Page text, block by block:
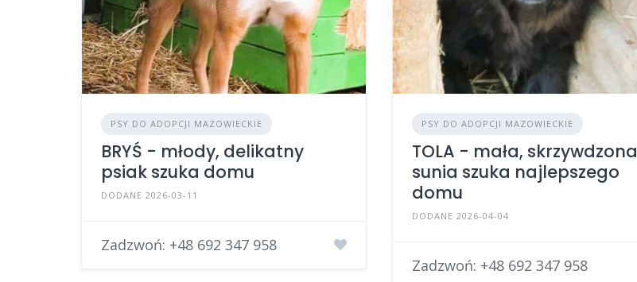
PSY DO ADOPCJI MAZOWIECKIE
BRYŚ - młody, delikatny
psiak szuka domu
DODANE 2026-03-11
Zadzwoń: +48 692 347 958
PSY DO ADOPCJI MAZOWIECKIE
TOLA - mała, skrzywdzona
sunia szuka najlepszego
domu
DODANE 2026-04-04
Zadzwoń: +48 692 347 958